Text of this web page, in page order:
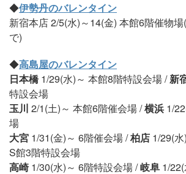
◆伊勢丹のバレンタイン
新宿本店 2/5(水)～14(金) 本館6階催物
で)
◆高島屋のバレンタイン
日本橋1/29(水)～ 本館8階特設会場 /新
特設会場
玉川 2/1(土)～ 本館6階催会場 /横浜 1/
場
大宮 1/31(金)～ 6階催会場 /柏店 1/29(
S館3階特設会場
高崎1/30(水)～ 6階特設会場 /岐阜 1/